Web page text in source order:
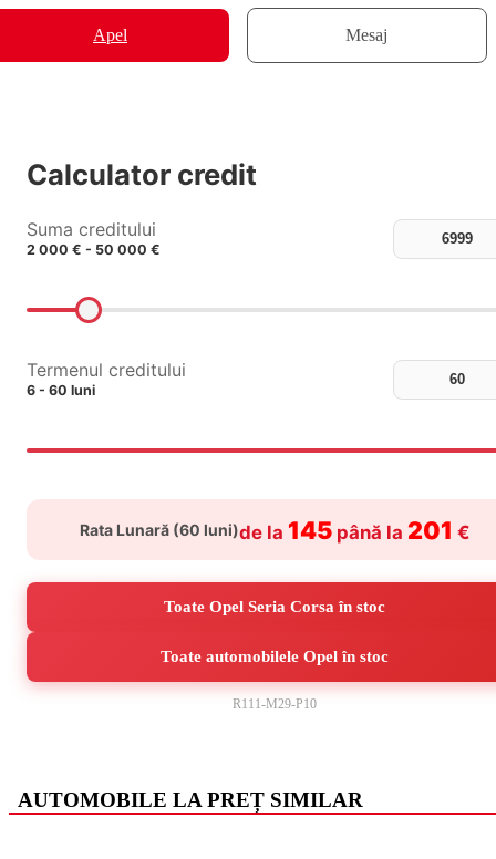
Apel Mesaj
Calculator credit
Suma creditului
2 000 € - 50 000 €
Termenul creditului
6 - 60 luni
Rata Lunară (60 luni)de la 145până la 201 €
Toate Opel Seria Corsa în stoc
Toate automobilele Opel în stoc
R111-M29-P10
AUTOMOBILE LA PREȚ SIMILAR